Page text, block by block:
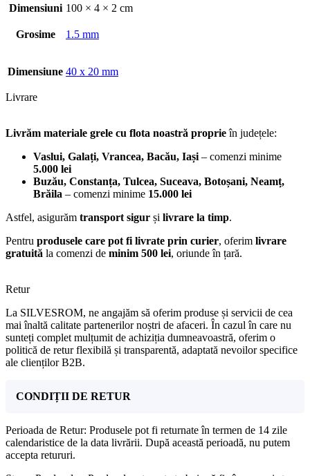
Dimensiuni 100 × 4 × 2 cm
Grosime 1.5 mm
Dimensiune 40 x 20 mm
Livrare
Livrăm materiale grele cu flota noastră proprieîn județele:
Vaslui, Galați, Vrancea, Bacău, Iași– comenzi minime
5.000 lei
Buzău, Constanța, Tulcea, Suceava, Botoșani, Neamț,
Brăila – comenzi minime 15.000 lei
Astfel, asigurăm transport sigur și livrare la timp.
Pentru produsele care pot fi livrate prin curier, oferim livrare
gratuită la comenzi de minim 500 lei, oriunde în țară.
Retur
La SILVESROM, ne angajăm să oferim produse și servicii de cea
mai înaltă calitate partenerilor noștri de afaceri. În cazul în care nu
sunteți complet mulțumit de achiziția dumneavoastră, oferim o
politică de retur flexibilă și transparentă, adaptată nevoilor specifice
ale clienților B2B.
CONDIȚII DE RETUR
Perioada de Retur: Produsele pot fi returnate în termen de 14 zile
calendaristice de la data livrării. După această perioadă, nu putem
accepta retururi.